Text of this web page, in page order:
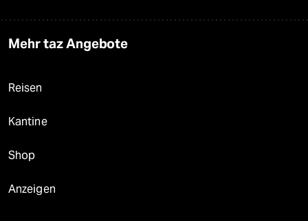
Mehr taz Angebote
Reisen
Kantine
Shop
Anzeigen